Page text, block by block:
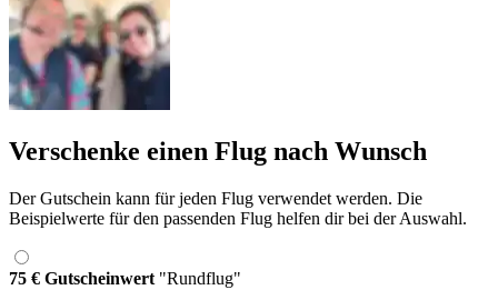
Verschenke einen Flug nach Wunsch
Der Gutschein kann für jeden Flug verwendet werden. Die
Beispielwerte für den passenden Flug helfen dir bei der Auswahl.
75 € Gutscheinwert "Rundflug"